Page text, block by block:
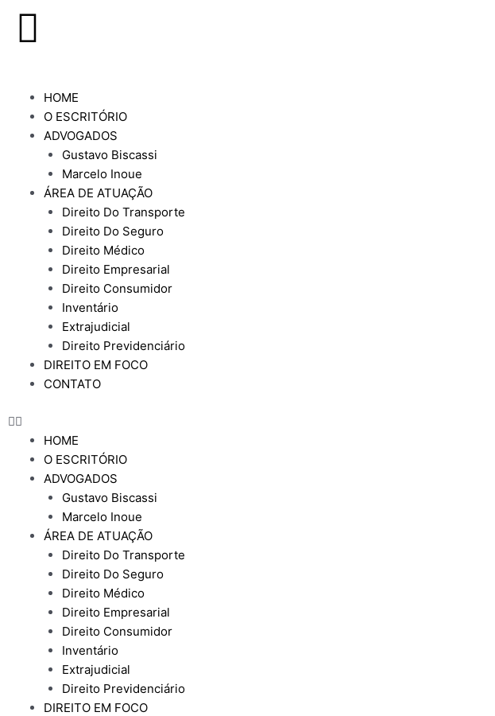
I
s
t
a
g
a
m
HOME
O ESCRITÓRIO
ADVOGADOS
Gustavo Biscassi
Marcelo Inoue
ÁREA DE ATUAÇÃO
Direito Do Transporte
Direito Do Seguro
Direito Médico
Direito Empresarial
Direito Consumidor
Inventário
Extrajudicial
Direito Previdenciário
DIREITO EM FOCO
CONTATO
HOME
O ESCRITÓRIO
ADVOGADOS
Gustavo Biscassi
Marcelo Inoue
ÁREA DE ATUAÇÃO
Direito Do Transporte
Direito Do Seguro
Direito Médico
Direito Empresarial
Direito Consumidor
Inventário
Extrajudicial
Direito Previdenciário
DIREITO EM FOCO